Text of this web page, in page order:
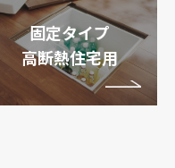
固定タイプ
高断熱住宅用